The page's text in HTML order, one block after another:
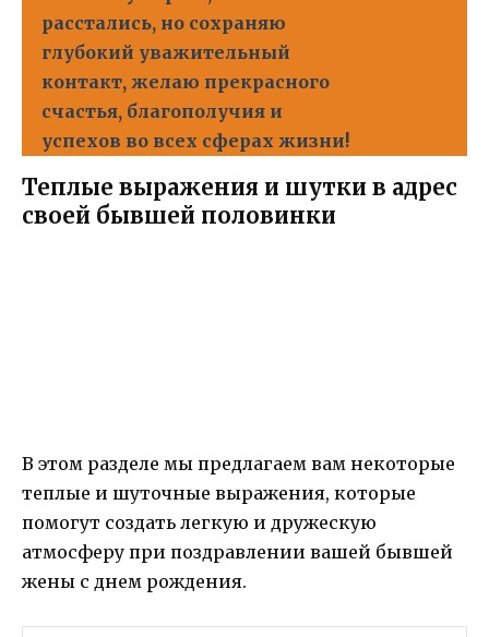
расстались, но сохраняю
глубокий уважительный
контакт, желаю прекрасного
счастья, благополучия и
успехов во всех сферах жизни!
Теплые выражения и шутки в адрес
своей бывшей половинки
В этом разделе мы предлагаем вам некоторые
теплые и шуточные выражения, которые
помогут создать легкую и дружескую
атмосферу при поздравлении вашей бывшей
жены с днем рождения.